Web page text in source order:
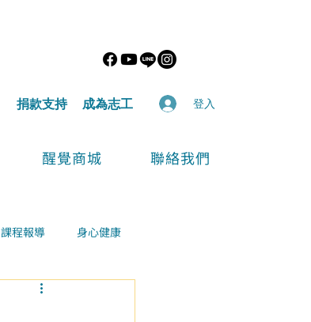
​捐款支持 ​成為志工 登入
醒覺商城 聯絡我們
課程報導 身心健康